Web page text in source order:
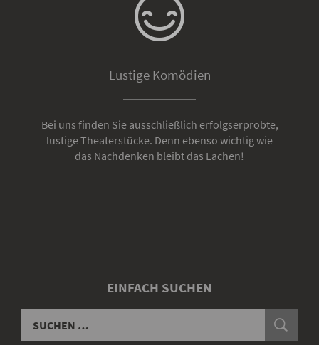
Lustige Komödien
Bei uns finden Sie ausschließlich erfolgserprobte,
lustige Theaterstücke. Denn ebenso wichtig wie
das Nachdenken bleibt das Lachen!
EINFACH SUCHEN